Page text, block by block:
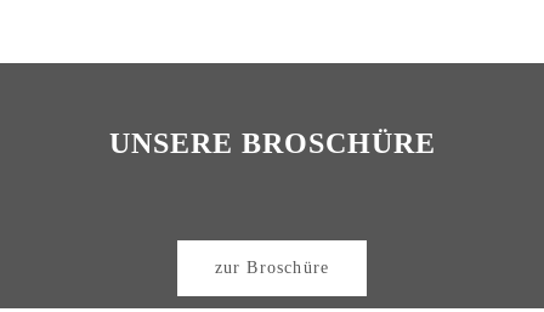
UNSERE BROSCHÜRE
zur Broschüre